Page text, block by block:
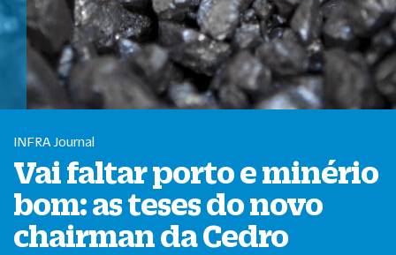
INFRA Journal
Vai faltar porto e minério
bom: as teses do novo
chairman da Cedro